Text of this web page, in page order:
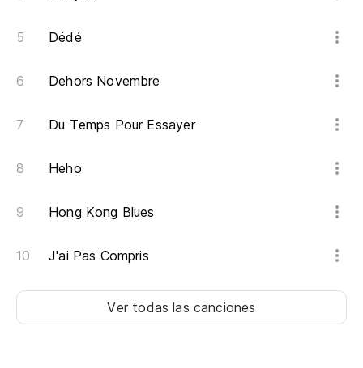
Dédé
Dehors Novembre
Du Temps Pour Essayer
Heho
Hong Kong Blues
J'ai Pas Compris
Ver todas las canciones